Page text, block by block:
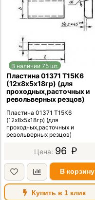
В наличии 75 шт.
Пластина 01371 Т15К6
(12х8х5х18гр) (для
проходных,расточных и
револьверных резцов)
Пластина 01371 Т15К6
(12х8х5х18гр) (для
проходных,расточных и
револьверных резцов)
96 p
В корзину
Купить в 1 клик